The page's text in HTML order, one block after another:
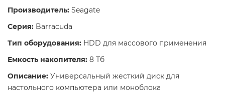
Производитель: Seagate
Серия: Barracuda
Тип оборудования: HDD для массового применения
Емкость накопителя: 8 Тб
Описание: Универсальный жесткий диск для
настольного компьютера или моноблока